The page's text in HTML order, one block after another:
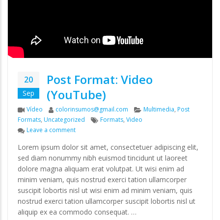
20
Sep
Post Format: Video
(YouTube)
Format
Vídeo Author
colorinsumos@gmail.com Categories
Multimedia, Post
Formats, Uncategorized Tags
Formats, Video
Leave a commenton Post Format: Video (YouTube)
Lorem ipsum dolor sit amet, consectetuer adipiscing elit,
sed diam nonummy nibh euismod tincidunt ut laoreet
dolore magna aliquam erat volutpat. Ut wisi enim ad
minim veniam, quis nostrud exerci tation ullamcorper
suscipit lobortis nisl ut wisi enim ad minim veniam, quis
nostrud exerci tation ullamcorper suscipit lobortis nisl ut
aliquip ex ea commodo consequat. …